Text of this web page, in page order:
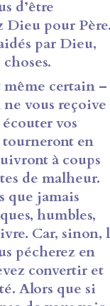
d’être
Dieu pour
par Dieu,
certain –
vous reçoive
vos
tourneront en
à coups
de malheur.
que jamais
humbles,
Car, sinon,
pécherez en
convertir et
Alors que si